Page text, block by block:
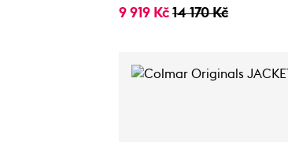
9 919 Kč 14 170 Kč